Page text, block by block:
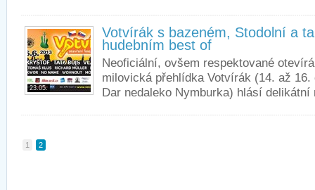
23.05.
Votvírák s bazeném, Stodolní a
hudebním best of
Neoficiální, ovšem respektované
milovická přehlídka Votvírák (14. až
Dar nedaleko Nymburka) hlásí delikátní
1 2